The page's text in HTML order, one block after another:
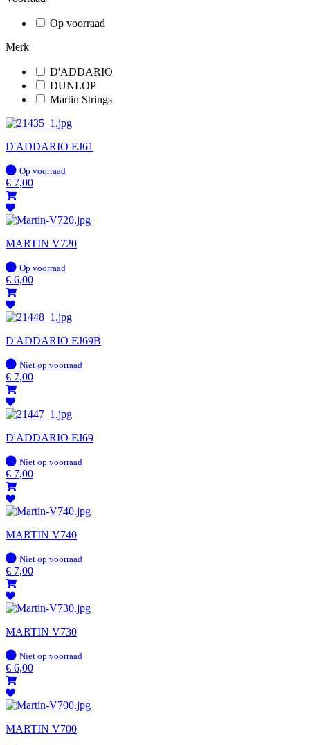
Op voorraad
Merk
D'ADDARIO
DUNLOP
Martin Strings
D'ADDARIO EJ61
Op
voorraad
Op voorraad
€ 7,00
MARTIN V720
Op
voorraad
Op voorraad
€ 6,00
D'ADDARIO EJ69B
Op
voorraad
Niet op voorraad
€ 7,00
D'ADDARIO EJ69
Op
voorraad
Niet op voorraad
€ 7,00
MARTIN V740
Op
voorraad
Niet op voorraad
€ 7,00
MARTIN V730
Op
voorraad
Niet op voorraad
€ 6,00
MARTIN V700